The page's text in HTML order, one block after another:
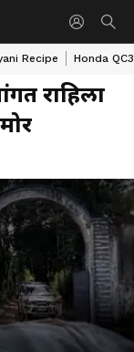
Recipe Honda
राहिला